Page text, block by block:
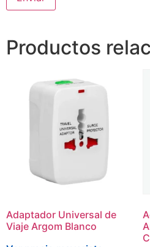
Productos
Adaptador Universal de
Viaje Argom Blanco